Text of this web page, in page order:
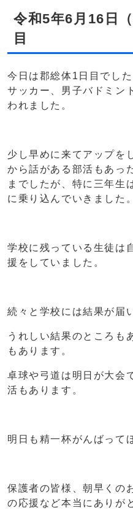
令和5年6月16日
目
今日は郡総体1日目でし
サッカー、男子バドミン
われました。
少し早めに来てアップを
から話がある部活もあっ
までしたが、特に三年生
に乗り込んでいきました。
学校に残っている生徒は
援をしていました。
続々と学校には結果が届
うれしい結果のところも
もあります。
卓球や弓道は明日が大会
活もあります。
明日も精一杯がんばって
保護者の皆様、朝早くの
の応援など本当にありが